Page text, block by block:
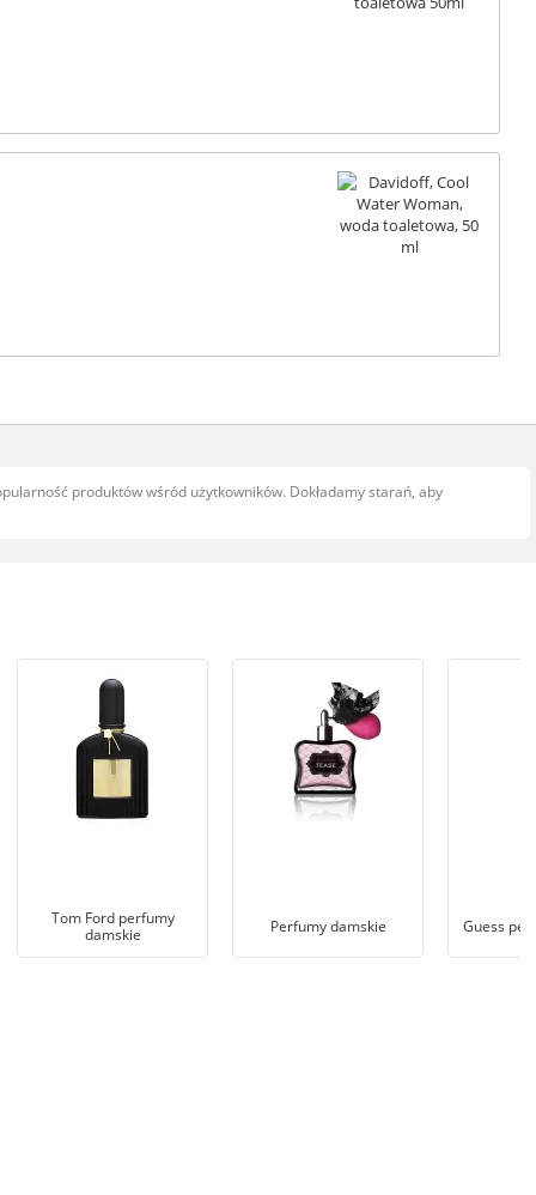
produktów wśród użytkowników. Dokładamy starań, aby
Tom Ford perfumy
damskie
Perfumy damskie Guess